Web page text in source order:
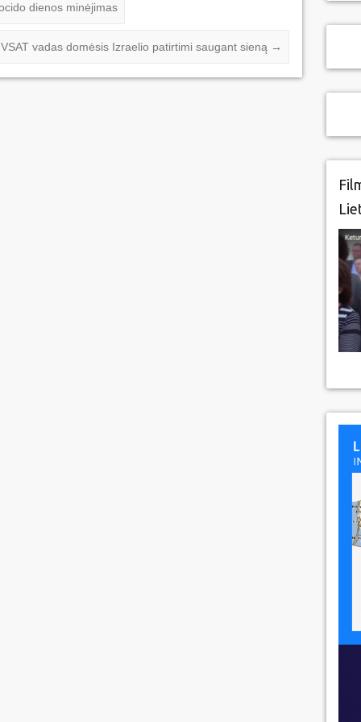
dienos minėjimas
VSAT vadas domėsis Izraelio patirtimi saugant sieną →